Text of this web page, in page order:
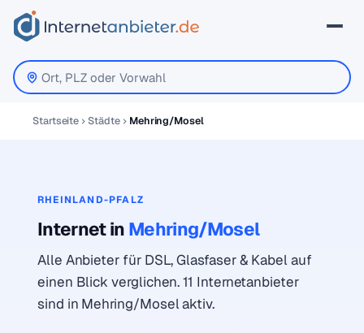
Startseite Städte Mehring/Mosel
RHEINLAND-PFALZ
Internet in Mehring/Mosel
Alle Anbieter für DSL, Glasfaser & Kabel auf
einen Blick verglichen. 11 Internetanbieter
sind in Mehring/Mosel aktiv.